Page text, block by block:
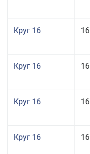
Круг 16 16
Круг 16 16
Круг 16 16
Круг 16 16